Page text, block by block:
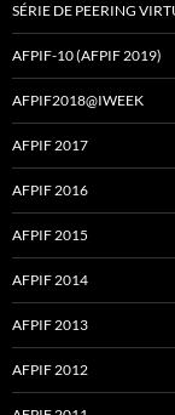
SÉRIE DE PEERING
AFPIF-10 (AFPIF 2019)
AFPIF2018@IWEEK
AFPIF 2017
AFPIF 2016
AFPIF 2015
AFPIF 2014
AFPIF 2013
AFPIF 2012